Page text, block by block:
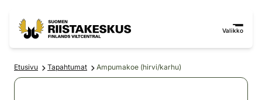
Valikko
Etusivu Tapahtumat Ampumakoe (hirvi/karhu)